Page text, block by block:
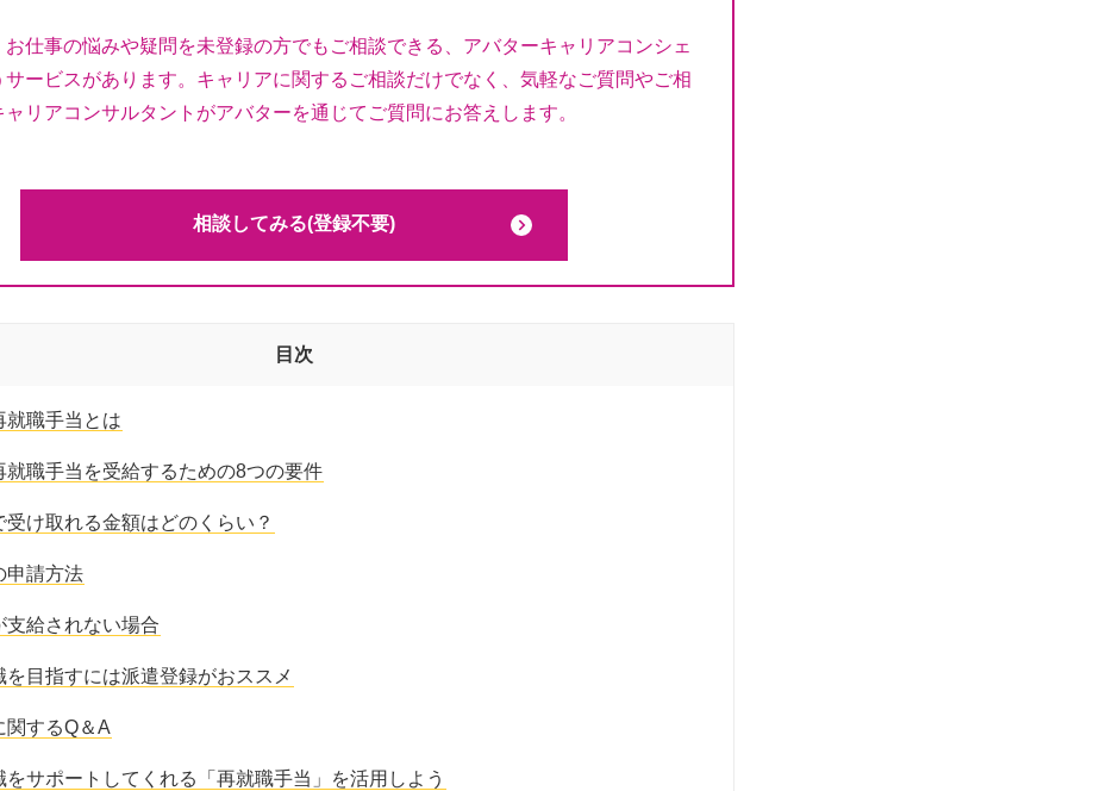
仕事の悩みや疑問を未登録の方でもご相談できる、アバターキャリアコンシェ
サービスがあります。キャリアに関するご相談だけでなく、気軽なご質問やご相
リアコンサルタントがアバターを通じてご質問にお答えします。
相談してみる(登録不要)
目次
就職手当とは
就職手当を受給するための8つの要件
受け取れる金額はどのくらい？
申請方法
支給されない場合
を目指すには派遣登録がおススメ
関するQ＆A
をサポートしてくれる「再就職手当」を活用しよう